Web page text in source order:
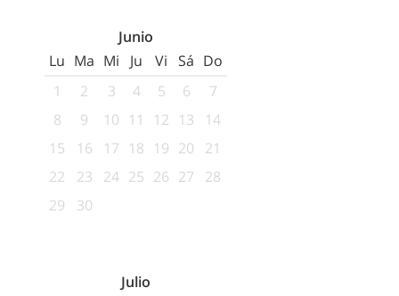
Junio
Lu Ma Mi Ju Vi Sá Do
1
2 3 4 5 6
7
8
9 10 11 12 13
14
15
16 17 18 19 20
21
22
23 24 25 26 27
28
29
30
Julio